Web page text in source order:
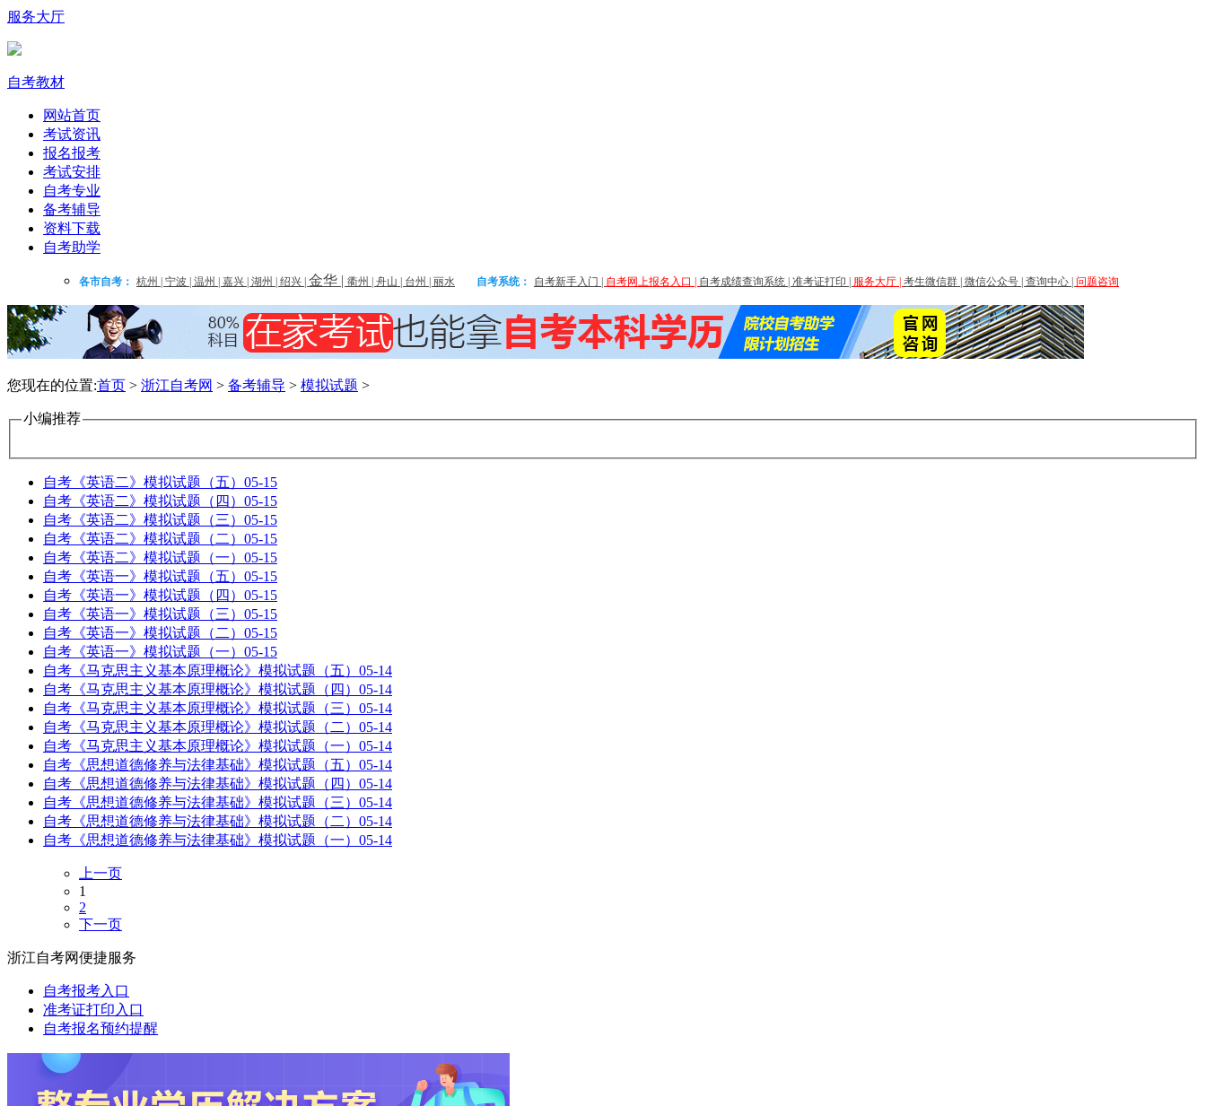
服务大厅
自考教材
网站首页
考试资讯
报名报考
考试安排
自考专业
备考辅导
资料下载
自考助学
各市自考： 杭州 宁波 温州 嘉兴 湖州 绍兴 金华 | 衢州 舟山 台州 丽水 自考系统： 自考新手入门 自考网上报名入口 自考成绩查询系统 准考证打印 服务大厅 考生微信群 微信公众号 查询中心 问题咨询
您现在的位置:首页 > 浙江自考网 > 备考辅导 > 模拟试题 >
小编推荐
自考《英语二》模拟试题（五） 05-15
自考《英语二》模拟试题（四） 05-15
自考《英语二》模拟试题（三） 05-15
自考《英语二》模拟试题（二） 05-15
自考《英语二》模拟试题（一） 05-15
自考《英语一》模拟试题（五） 05-15
自考《英语一》模拟试题（四） 05-15
自考《英语一》模拟试题（三） 05-15
自考《英语一》模拟试题（二） 05-15
自考《英语一》模拟试题（一） 05-15
自考《马克思主义基本原理概论》模拟试题（五） 05-14
自考《马克思主义基本原理概论》模拟试题（四） 05-14
自考《马克思主义基本原理概论》模拟试题（三） 05-14
自考《马克思主义基本原理概论》模拟试题（二） 05-14
自考《马克思主义基本原理概论》模拟试题（一） 05-14
自考《思想道德修养与法律基础》模拟试题（五） 05-14
自考《思想道德修养与法律基础》模拟试题（四） 05-14
自考《思想道德修养与法律基础》模拟试题（三） 05-14
自考《思想道德修养与法律基础》模拟试题（二） 05-14
自考《思想道德修养与法律基础》模拟试题（一） 05-14
上一页
1
2
下一页
浙江自考网便捷服务
自考报考入口
准考证打印入口
自考报名预约提醒